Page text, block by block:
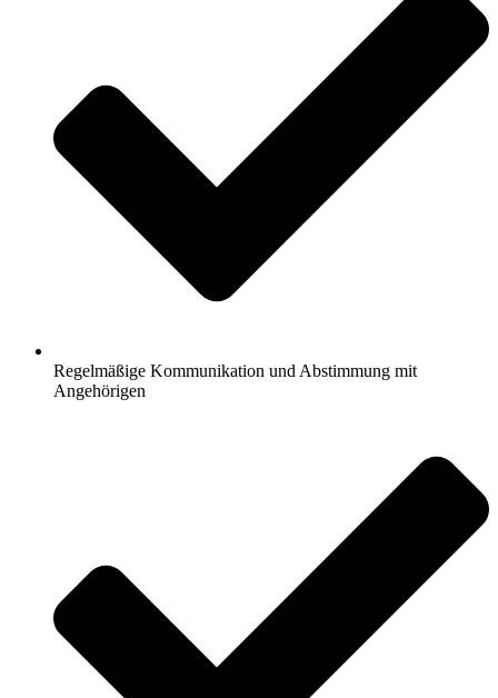
Regelmäßige Kommunikation und Abstimmung mit
Angehörigen